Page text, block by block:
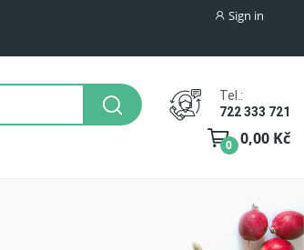
Sign in
Tel.:
722 333 721
0,00 Kč
0